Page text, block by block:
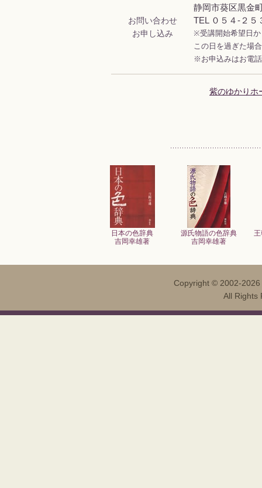
お問い合わせ
お申し込み
静岡市葵区黒金
TEL ０５４-２５
※受講開始希望日
この日を過ぎた場
※お申込みはお電
紫のゆかりホ
日本の色辞典
吉岡幸雄著
源氏物語の色辞典
吉岡幸雄著
Copyright © 2002-2026
All Rights